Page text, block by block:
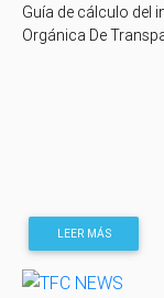
Guía de cálculo del
Orgánica De
LEER MÁS